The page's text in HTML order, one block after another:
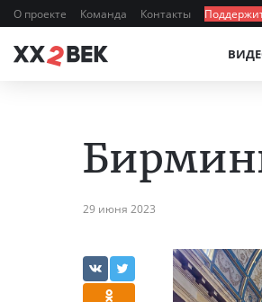
О проекте Команда Контакты
29 июня 2023